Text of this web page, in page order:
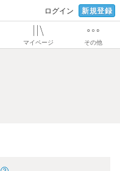
ログイン 新規登録
マイページ その他